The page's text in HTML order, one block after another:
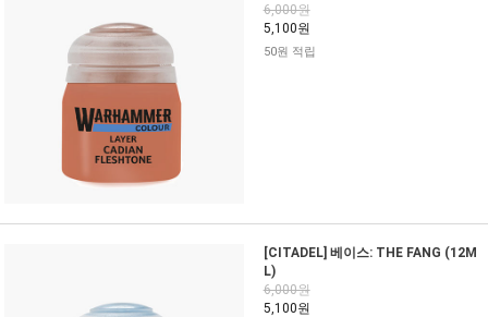
6,000원
5,100원
50원 적립
[CITADEL] 베이스: THE FANG (12M
L)
6,000원
5,100원